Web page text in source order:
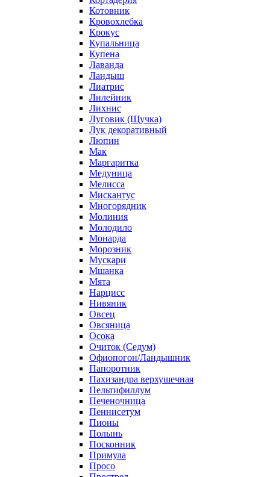
Котовник
Кровохлебка
Крокус
Купальница
Купена
Лаванда
Ландыш
Лиатрис
Лилейник
Лихнис
Луговик (Щучка)
Лук декоративный
Люпин
Мак
Маргаритка
Медуница
Мелисса
Мискантус
Многорядник
Молиния
Молодило
Монарда
Морозник
Мускари
Мшанка
Мята
Нарцисс
Нивяник
Овсец
Овсяница
Осока
Очиток (Седум)
Офиопогон/Ландышник
Папоротник
Пахизандра верхушечная
Пельтифиллум
Печеночница
Пеннисетум
Пионы
Полынь
Посконник
Примула
Просо